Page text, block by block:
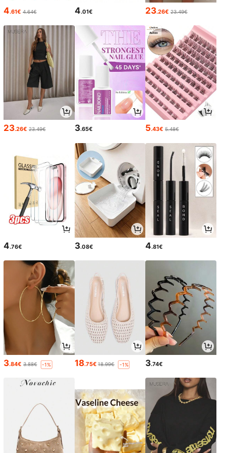
4.61€ 4.64€ 4.01€ 23.26€ 23.49€
23.26€ 23.49€ 3.65€ 5.43€ 5.48€
4.76€ 3.08€ 4.81€
3.84€ 3.88€ -1% 18.75€ 18.99€ -1% 3.74€